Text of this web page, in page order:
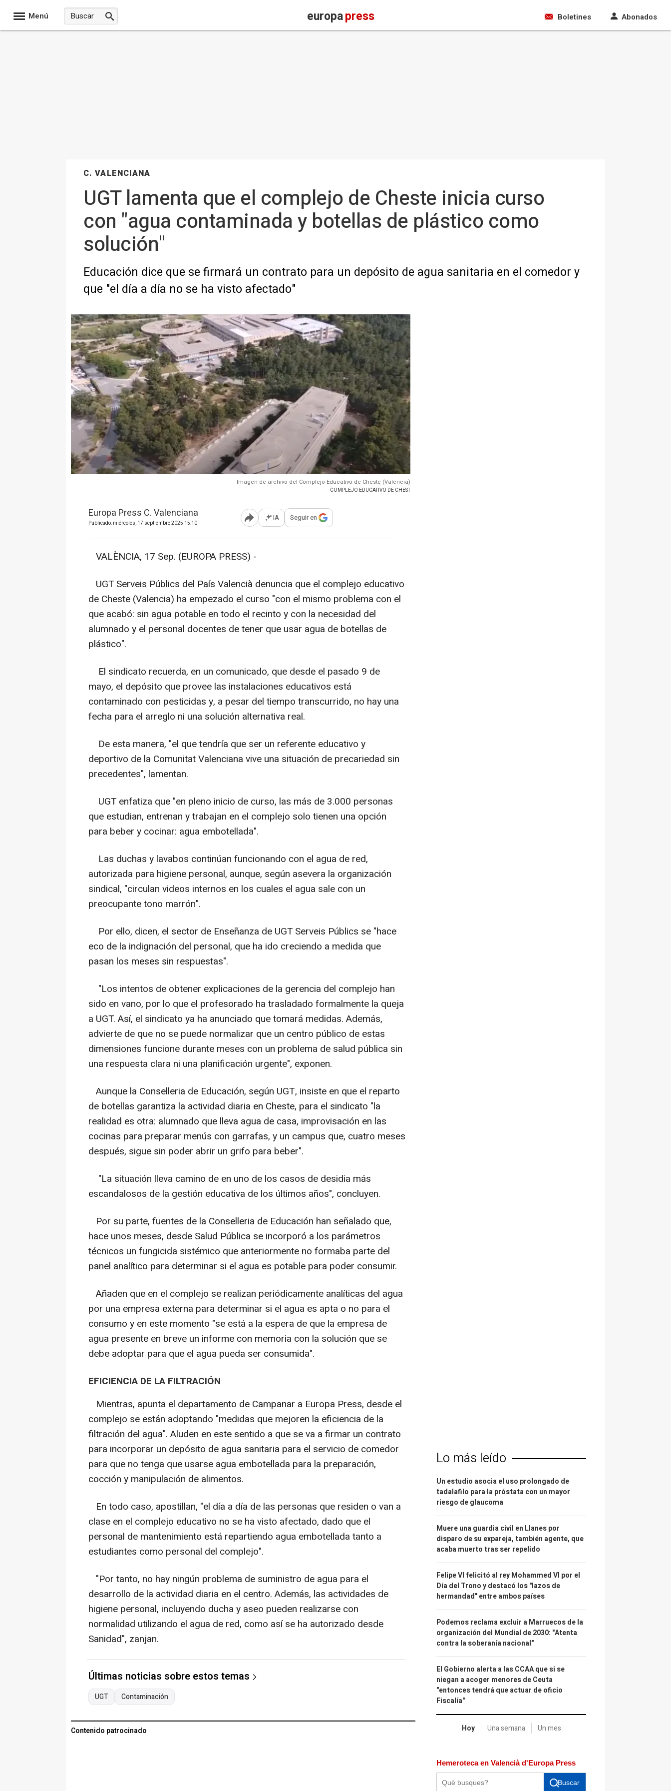
Menú europapress Boletines Abonados
C. VALENCIANA
UGT lamenta que el complejo de Cheste inicia curso
con "agua contaminada y botellas de plástico como
solución"
Educación dice que se firmará un contrato para un depósito de agua sanitaria en el comedor y
que "el día a día no se ha visto afectado"
Imagen de archivo del Complejo Educativo de Cheste (Valencia)
- COMPLEJO EDUCATIVO DE CHEST
Europa Press C. Valenciana
Publicado: miércoles, 17 septiembre 2025 15:10 Abrir opciones para compartir
IA Seguir en
VALÈNCIA, 17 Sep. (EUROPA PRESS) -
UGT Serveis Públics del País Valencià denuncia que el complejo educativo
de Cheste (Valencia) ha empezado el curso "con el mismo problema con el
que acabó: sin agua potable en todo el recinto y con la necesidad del
alumnado y el personal docentes de tener que usar agua de botellas de
plástico".
El sindicato recuerda, en un comunicado, que desde el pasado 9 de
mayo, el depósito que provee las instalaciones educativos está
contaminado con pesticidas y, a pesar del tiempo transcurrido, no hay una
fecha para el arreglo ni una solución alternativa real.
De esta manera, "el que tendría que ser un referente educativo y
deportivo de la Comunitat Valenciana vive una situación de precariedad sin
precedentes", lamentan.
UGT enfatiza que "en pleno inicio de curso, las más de 3.000 personas
que estudian, entrenan y trabajan en el complejo solo tienen una opción
para beber y cocinar: agua embotellada".
Las duchas y lavabos continúan funcionando con el agua de red,
autorizada para higiene personal, aunque, según asevera la organización
sindical, "circulan videos internos en los cuales el agua sale con un
preocupante tono marrón".
Por ello, dicen, el sector de Enseñanza de UGT Serveis Públics se "hace
eco de la indignación del personal, que ha ido creciendo a medida que
pasan los meses sin respuestas".
"Los intentos de obtener explicaciones de la gerencia del complejo han
sido en vano, por lo que el profesorado ha trasladado formalmente la queja
a UGT. Así, el sindicato ya ha anunciado que tomará medidas. Además,
advierte de que no se puede normalizar que un centro público de estas
dimensiones funcione durante meses con un problema de salud pública sin
una respuesta clara ni una planificación urgente", exponen.
Aunque la Conselleria de Educación, según UGT, insiste en que el reparto
de botellas garantiza la actividad diaria en Cheste, para el sindicato "la
realidad es otra: alumnado que lleva agua de casa, improvisación en las
cocinas para preparar menús con garrafas, y un campus que, cuatro meses
después, sigue sin poder abrir un grifo para beber".
"La situación lleva camino de en uno de los casos de desidia más
escandalosos de la gestión educativa de los últimos años", concluyen.
Por su parte, fuentes de la Conselleria de Educación han señalado que,
hace unos meses, desde Salud Pública se incorporó a los parámetros
técnicos un fungicida sistémico que anteriormente no formaba parte del
panel analítico para determinar si el agua es potable para poder consumir.
Añaden que en el complejo se realizan periódicamente analíticas del agua
por una empresa externa para determinar si el agua es apta o no para el
consumo y en este momento "se está a la espera de que la empresa de
agua presente en breve un informe con memoria con la solución que se
debe adoptar para que el agua pueda ser consumida".
EFICIENCIA DE LA FILTRACIÓN
Mientras, apunta el departamento de Campanar a Europa Press, desde el
complejo se están adoptando "medidas que mejoren la eficiencia de la
filtración del agua". Aluden en este sentido a que se va a firmar un contrato
para incorporar un depósito de agua sanitaria para el servicio de comedor
para que no tenga que usarse agua embotellada para la preparación,
cocción y manipulación de alimentos.
En todo caso, apostillan, "el día a día de las personas que residen o van a
clase en el complejo educativo no se ha visto afectado, dado que el
personal de mantenimiento está repartiendo agua embotellada tanto a
estudiantes como personal del complejo".
"Por tanto, no hay ningún problema de suministro de agua para el
desarrollo de la actividad diaria en el centro. Además, las actividades de
higiene personal, incluyendo ducha y aseo pueden realizarse con
normalidad utilizando el agua de red, como así se ha autorizado desde
Sanidad", zanjan.
Últimas noticias sobre estos temas
UGT Contaminación
Contenido patrocinado
Lo más leído
Un estudio asocia el uso prolongado de
tadalafilo para la próstata con un mayor
riesgo de glaucoma
Muere una guardia civil en Llanes por
disparo de su expareja, también agente, que
acaba muerto tras ser repelido
Felipe VI felicitó al rey Mohammed VI por el
Día del Trono y destacó los "lazos de
hermandad" entre ambos países
Podemos reclama excluir a Marruecos de la
organización del Mundial de 2030: "Atenta
contra la soberanía nacional"
El Gobierno alerta a las CCAA que si se
niegan a acoger menores de Ceuta
"entonces tendrá que actuar de oficio
Fiscalía"
Hoy Una semana Un mes
Hemeroteca en Valencià d'Europa Press
Buscar